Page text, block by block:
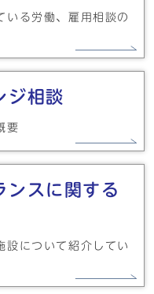
いる労働、雇用相談の
ジ相談
要
ンスに関する
設について紹介してい